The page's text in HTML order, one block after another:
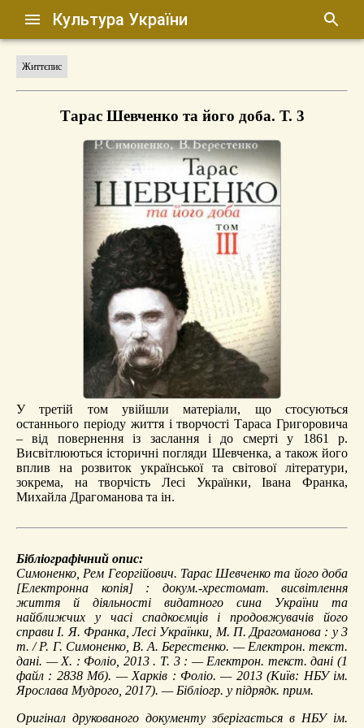
Культура України
Життєпис
Тарас Шевченко та його доба. Т. 3
У третій том увійшли матеріали, що стосуються
останнього періоду життя і творчості Тараса Григоровича
– від повернення із заслання і до смерті у 1861 р.
Висвітлюються історичні погляди Шевченка, а також його
вплив на розвиток української та світової літератури,
зокрема, на творчість Лесі Українки, Івана Франка,
Михайла Драгоманова та ін.
Бібліографічний опис:
Симоненко, Рем Георгійович. Тарас Шевченко та його доба
[Електронна копія] : докум.-хрестомат. висвітлення
життя й діяльності видатного сина України та
найближчих у часі спадкоємців і продовжувачів його
справи І. Я. Франка, Лесі Українки, М. П. Драгоманова : у 3
т. / Р. Г. Симоненко, В. А. Берестенко. — Електрон. текст.
дані. — Х. : Фоліо, 2013 . Т. 3 : — Електрон. текст. дані (1
файл : 2838 Мб). — Харків : Фоліо. — 2013 (Київ: НБУ ім.
Ярослава Мудрого, 2017). — Бібліогр. у підрядк. прим.
Оригінал друкованого документу зберігається в НБУ ім.